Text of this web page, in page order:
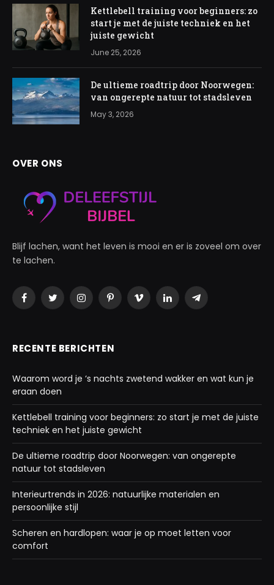
Kettlebell training voor beginners: zo
start je met de juiste techniek en het
juiste gewicht
June 25, 2026
De ultieme roadtrip door Noorwegen:
van ongerepte natuur tot stadsleven
May 3, 2026
OVER ONS
Blijf lachen, want het leven is mooi en er is zoveel om over
te lachen.
FacebookTwitterInstagramPinterestVimeoLinkedInTelegram
RECENTE BERICHTEN
Waarom word je ‘s nachts zwetend wakker en wat kun je
eraan doen
Kettlebell training voor beginners: zo start je met de juiste
techniek en het juiste gewicht
De ultieme roadtrip door Noorwegen: van ongerepte
natuur tot stadsleven
Interieurtrends in 2026: natuurlijke materialen en
persoonlijke stijl
Scheren en hardlopen: waar je op moet letten voor
comfort